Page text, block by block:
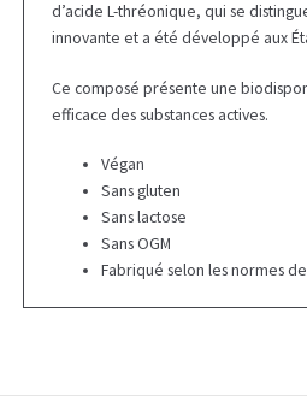
d’acide L-thréonique, qui se
innovante et a été développé aux
Ce composé présente une
efficace des substances actives.
Végan
Sans gluten
Sans lactose
Sans OGM
Fabriqué selon les normes